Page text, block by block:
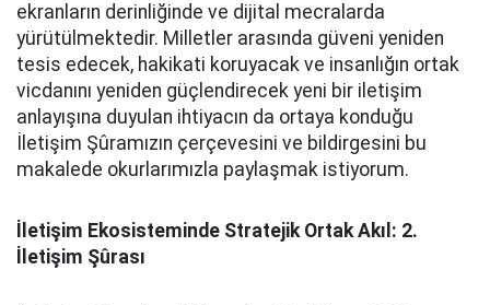
ekranların derinliğinde ve dijital mecralarda
yürütülmektedir. Milletler arasında güveni yeniden
tesis edecek, hakikati koruyacak ve insanlığın ortak
vicdanını yeniden güçlendirecek yeni bir iletişim
anlayışına duyulan ihtiyacın da ortaya konduğu
İletişim Şûramızın çerçevesini ve bildirgesini bu
makalede okurlarımızla paylaşmak istiyorum.
İletişim Ekosisteminde Stratejik Ortak Akıl: 2.
İletişim Şûrası